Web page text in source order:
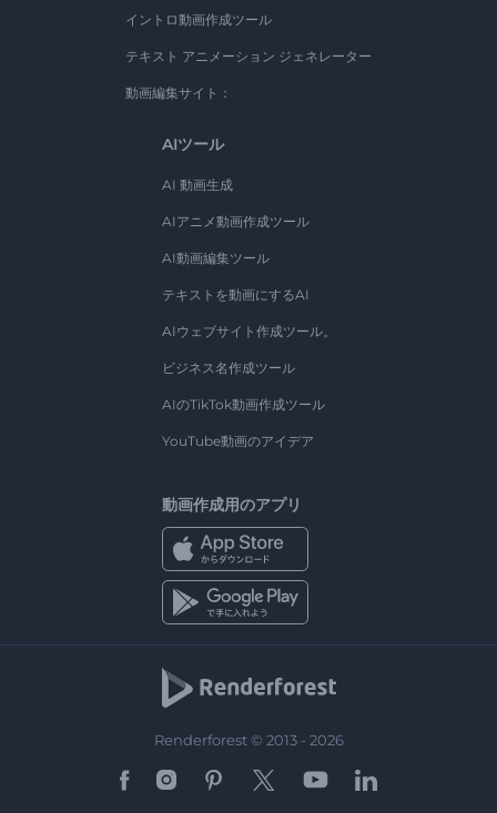
イントロ動画作成ツール
テキスト アニメーション ジェネレーター
動画編集サイト：
AIツール
AI 動画生成
AIアニメ動画作成ツール
AI動画編集ツール
テキストを動画にするAI
AIウェブサイト作成ツール。
ビジネス名作成ツール
AIのTikTok動画作成ツール
YouTube動画のアイデア
動画作成用のアプリ
Renderforest © 2013 - 2026